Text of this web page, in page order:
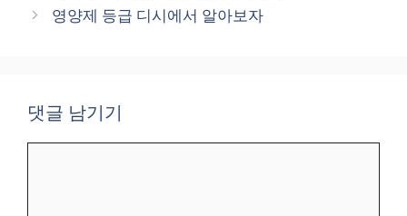
영양제 등급 디시에서 알아보자
댓글 남기기